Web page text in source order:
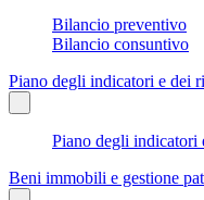
Bilancio preventivo
Bilancio consuntivo
Piano degli indicatori e dei
Piano degli indicatori
Beni immobili e gestione